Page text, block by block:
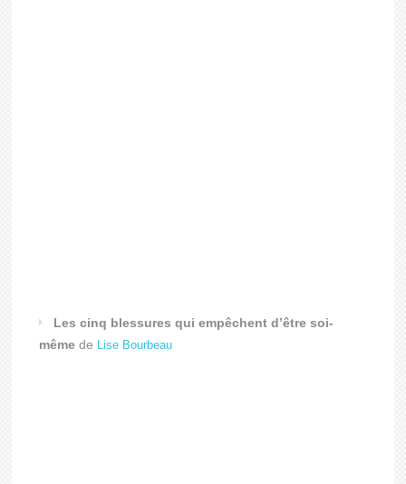
Les cinq blessures qui empêchent d’être soi-
mêmede Lise Bourbeau